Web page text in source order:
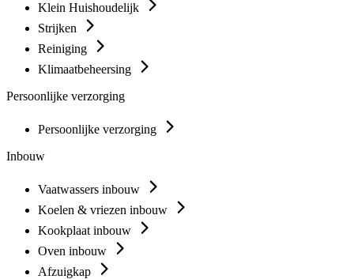
Klein Huishoudelijk
Strijken
Reiniging
Klimaatbeheersing
Persoonlijke verzorging
Persoonlijke verzorging
Inbouw
Vaatwassers inbouw
Koelen & vriezen inbouw
Kookplaat inbouw
Oven inbouw
Afzuigkap